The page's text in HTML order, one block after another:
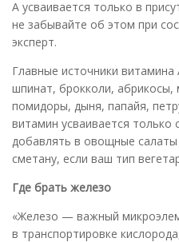
А усваивается только в
не забывайте об этом при
эксперт.
Главные источники
шпинат, брокколи, абрикосы,
помидоры, дыня, папайя,
витамин усваивается
добавлять в овощные
сметану, если ваш тип
Где брать железо
«Железо — важный
в транспортировке